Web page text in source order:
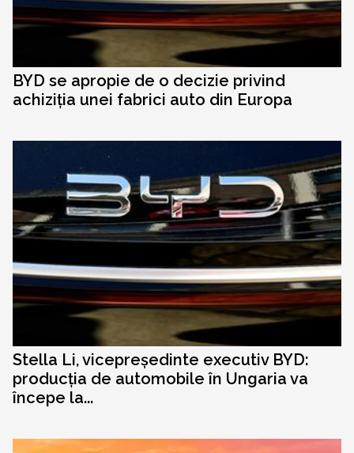
BYD se apropie de o decizie privind
achiziția unei fabrici auto din Europa
Stella Li, vicepreședinte executiv BYD:
producția de automobile în Ungaria va
începe la...